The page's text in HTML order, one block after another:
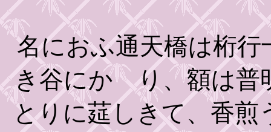
名におふ通天橋は桁行
き谷にかゝり、額は普
とりに莚しきて、香煎